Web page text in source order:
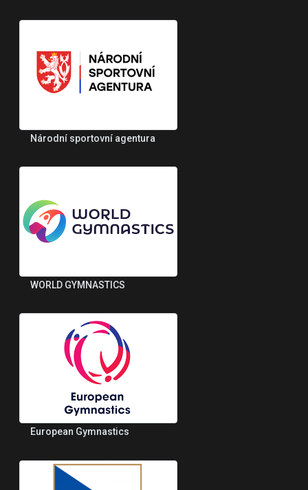
Národní sportovní agentura
WORLD GYMNASTICS
European Gymnastics